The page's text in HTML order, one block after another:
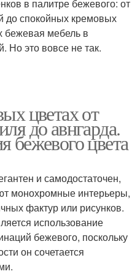
в палитре бежевого: от
до спокойных кремовых
бежевая мебель в
Но это вовсе не так.
цветах от
до авнгарда.
бежевого цвета
и самодостаточен,
монохромные интерьеры,
фактур или рисунков.
использование
бежевого, поскольку
он сочетается